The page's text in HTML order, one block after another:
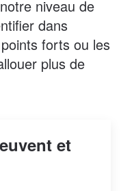
niveau de
dans
forts ou les
plus de
et